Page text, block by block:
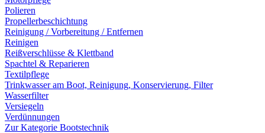
Polieren
Propellerbeschichtung
Reinigung / Vorbereitung / Entfernen
Reinigen
Reißverschlüsse & Klettband
Spachtel & Reparieren
Textilpflege
Trinkwasser am Boot, Reinigung, Konservierung, Filter
Wasserfilter
Versiegeln
Verdünnungen
Zur Kategorie Bootstechnik